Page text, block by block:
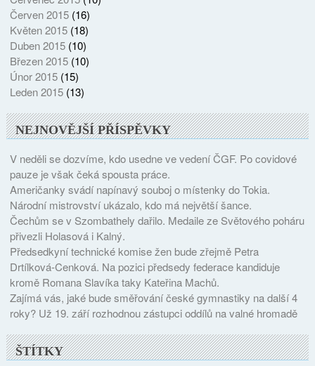
Červen 2015(16)
Květen 2015(18)
Duben 2015(10)
Březen 2015(10)
Únor 2015(15)
Leden 2015(13)
NEJNOVĚJŠÍ PŘÍSPĚVKY
V neděli se dozvíme, kdo usedne ve vedení ČGF. Po covidové
pauze je však čeká spousta práce.
Američanky svádí napínavý souboj o místenky do Tokia.
Národní mistrovství ukázalo, kdo má největší šance.
Čechům se v Szombathely dařilo. Medaile ze Světového poháru
přivezli Holasová i Kalný.
Předsedkyní technické komise žen bude zřejmě Petra
Drtílková-Cenková. Na pozici předsedy federace kandiduje
kromě Romana Slavíka taky Kateřina Machů.
Zajímá vás, jaké bude směřování české gymnastiky na další 4
roky? Už 19. září rozhodnou zástupci oddílů na valné hromadě
ŠTÍTKY